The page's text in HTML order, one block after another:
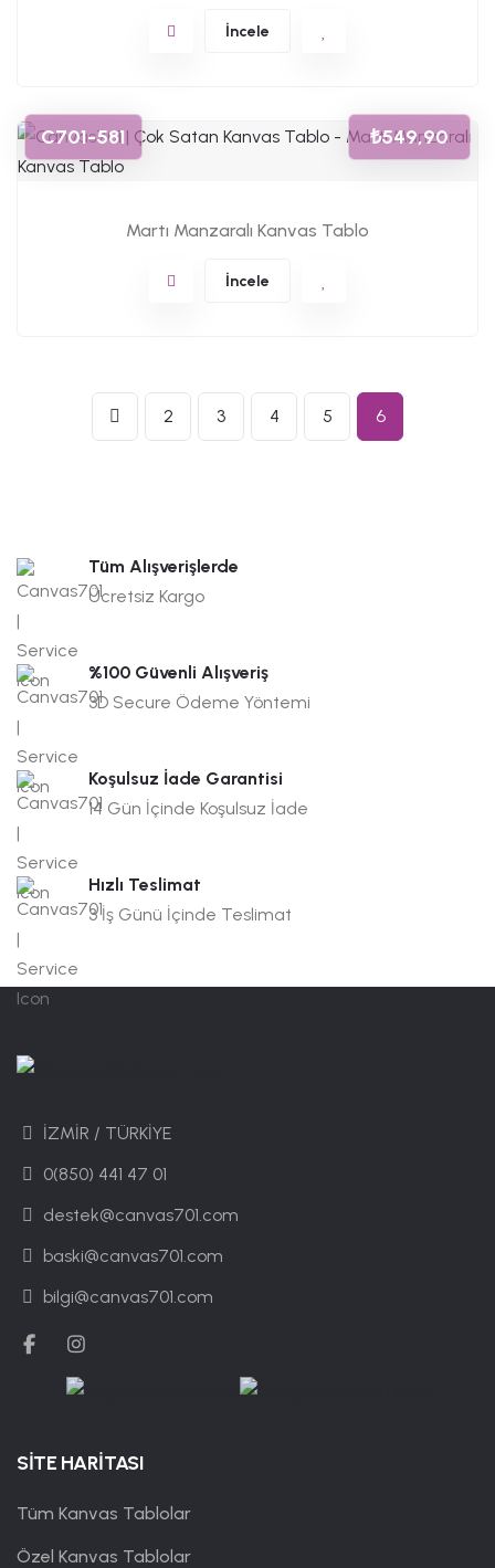
İncele
C701-581 ₺549,90
Martı Manzaralı Kanvas Tablo
İncele
2 3 4 5 6
Tüm Alışverişlerde
Ücretsiz Kargo
%100 Güvenli Alışveriş
3D Secure Ödeme Yöntemi
Koşulsuz İade Garantisi
14 Gün İçinde Koşulsuz İade
Hızlı Teslimat
3 İş Günü İçinde Teslimat
İZMİR / TÜRKİYE
0(850) 441 47 01
destek@canvas701.com
baski@canvas701.com
bilgi@canvas701.com
SİTE HARİTASI
Tüm Kanvas Tablolar
Özel Kanvas Tablolar